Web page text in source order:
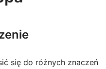
się do różnych znaczeń